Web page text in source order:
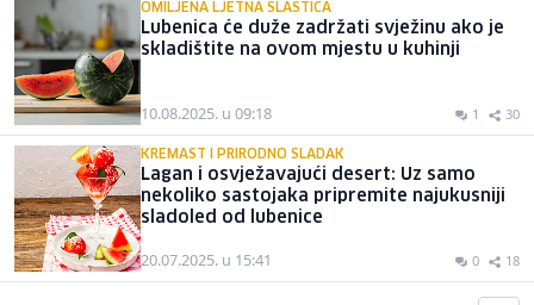
OMILJENA LJETNA SLASTICA
Lubenica će duže zadržati svježinu ako je
skladištite na ovom mjestu u kuhinji
10.08.2025. u 09:18 1 30
KREMAST I PRIRODNO SLADAK
Lagan i osvježavajući desert: Uz samo
nekoliko sastojaka pripremite najukusniji
sladoled od lubenice
20.07.2025. u 15:41 0 18